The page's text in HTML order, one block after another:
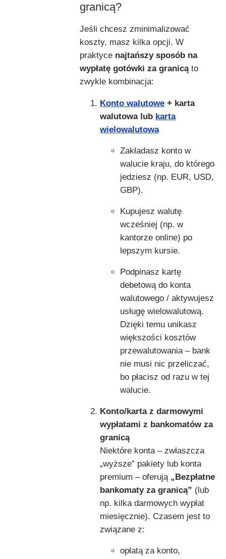
granicą?
Jeśli chcesz zminimalizować
koszty, masz kilka opcji. W
praktyce najtańszy sposób na
wypłatę gotówki za granicąto
zwykle kombinacja:
Konto walutowe + karta
walutowa lub karta
wielowalutowa
Zakładasz konto w
walucie kraju, do którego
jedziesz (np. EUR, USD,
GBP).
Kupujesz walutę
wcześniej (np. w
kantorze online) po
lepszym kursie.
Podpinasz kartę
debetową do konta
walutowego / aktywujesz
usługę wielowalutową.
Dzięki temu unikasz
większości kosztów
przewalutowania – bank
nie musi nic przeliczać,
bo płacisz od razu w tej
walucie.
Konto/karta z darmowymi
wypłatami z bankomatów za
granicą
Niektóre konta – zwłaszcza
„wyższe” pakiety lub konta
premium – oferują „Bezpłatne
bankomaty za granicą” (lub
np. kilka darmowych wypłat
miesięcznie). Czasem jest to
związane z:
opłatą za konto,